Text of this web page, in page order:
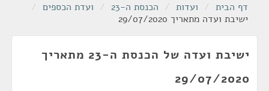
דף הבית / ועדות / הכנסת ה-23 / ועדת הכספים /
ישיבת ועדה מתאריך 29/07/2020
ישיבת ועדה של הכנסת ה-23 מתאריך
29/07/2020